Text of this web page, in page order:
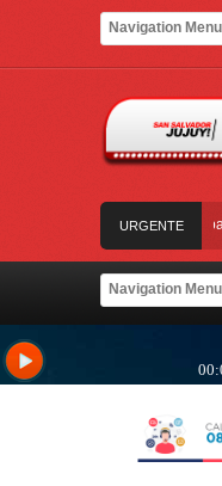
URGENTE
Las obras para el
de Salud para personas con